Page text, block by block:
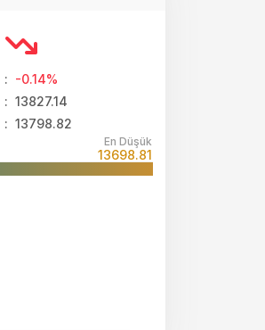
: -0.14%
: 13827.14
: 13798.82
En Düşük
13698.81